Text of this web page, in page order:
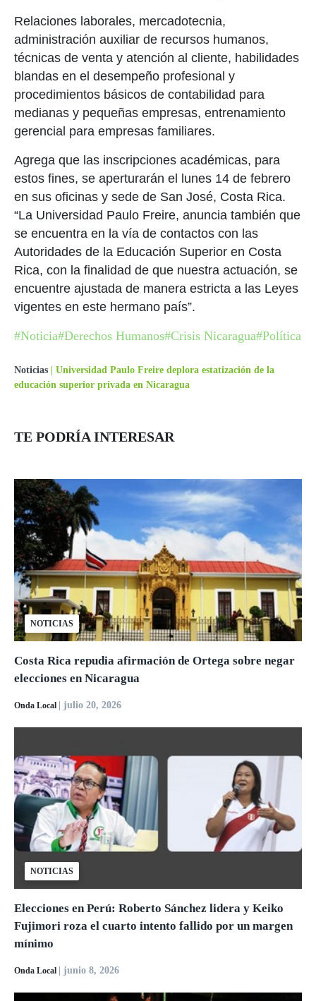
Relaciones laborales, mercadotecnia,
administración auxiliar de recursos humanos,
técnicas de venta y atención al cliente, habilidades
blandas en el desempeño profesional y
procedimientos básicos de contabilidad para
medianas y pequeñas empresas, entrenamiento
gerencial para empresas familiares.
Agrega que las inscripciones académicas, para
estos fines, se aperturarán el lunes 14 de febrero
en sus oficinas y sede de San José, Costa Rica.
“La Universidad Paulo Freire, anuncia también que
se encuentra en la vía de contactos con las
Autoridades de la Educación Superior en Costa
Rica, con la finalidad de que nuestra actuación, se
encuentre ajustada de manera estricta a las Leyes
vigentes en este hermano país”.
#Noticia#Derechos Humanos#Crisis Nicaragua#Política
Noticias
Universidad Paulo Freire deplora estatización de la
educación superior privada en Nicaragua
TE PODRÍA INTERESAR
NOTICIAS
Costa Rica repudia afirmación de Ortega sobre negar
elecciones en Nicaragua
Onda Local | julio 20, 2026
NOTICIAS
Elecciones en Perú: Roberto Sánchez lidera y Keiko
Fujimori roza el cuarto intento fallido por un margen
mínimo
Onda Local | junio 8, 2026